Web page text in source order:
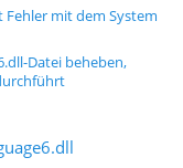
mit dem System
Datei beheben,